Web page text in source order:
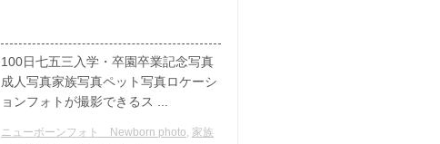
100日七五三入学・卒園卒業記念写真
成人写真家族写真ペット写真ロケーシ
ョンフォトが撮影できるス ...
ニューボーンフォト Newborn photo, 家族